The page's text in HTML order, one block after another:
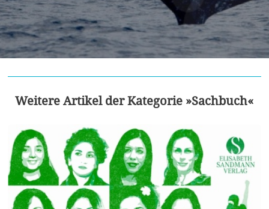
Weitere Artikel der Kategorie »Sachbuch«